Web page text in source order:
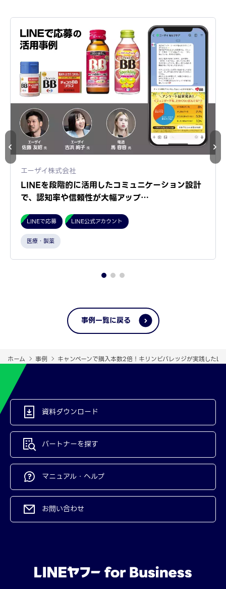
エーザイ株式会社
LINEを段階的に活用したコミュニケーション設計
で、認知率や信頼性が大幅アップ…
LINEで応募 LINE公式アカウント
医療・製薬
事例一覧に戻る
ホーム 事例 キャンペーンで購入本数2倍！キリンビバレッジが実践した
資料ダウンロード
パートナーを探す
マニュアル・ヘルプ
お問い合わせ